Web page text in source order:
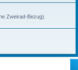
Zweirad-Bezug).